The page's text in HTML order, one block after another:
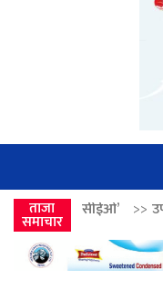
ताजा
समाचार
उपत्यकामा श्रृंखलाबद्ध